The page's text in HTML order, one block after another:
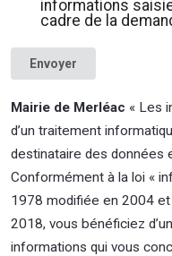
informations
cadre de la
Envoyer
Mairie de Merléac « Les
d’un traitement
destinataire des données
Conformément à la loi «
1978 modifiée en 2004
2018, vous bénéficiez
informations qui vous